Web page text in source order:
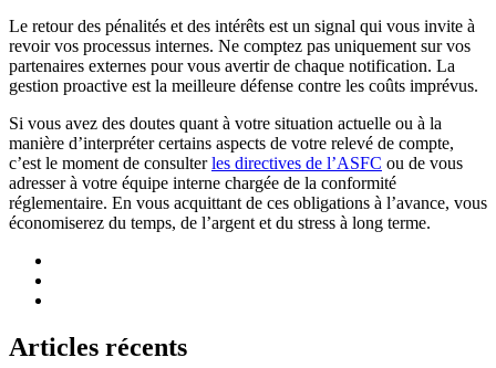
Le retour des pénalités et des intérêts est un signal qui vous invite à
revoir vos processus internes. Ne comptez pas uniquement sur vos
partenaires externes pour vous avertir de chaque notification. La
gestion proactive est la meilleure défense contre les coûts imprévus.
Si vous avez des doutes quant à votre situation actuelle ou à la
manière d’interpréter certains aspects de votre relevé de compte,
c’est le moment de consulterles directives de l’ASFC ou de vous
adresser à votre équipe interne chargée de la conformité
réglementaire. En vous acquittant de ces obligations à l’avance, vous
économiserez du temps, de l’argent et du stress à long terme.
Articles récents